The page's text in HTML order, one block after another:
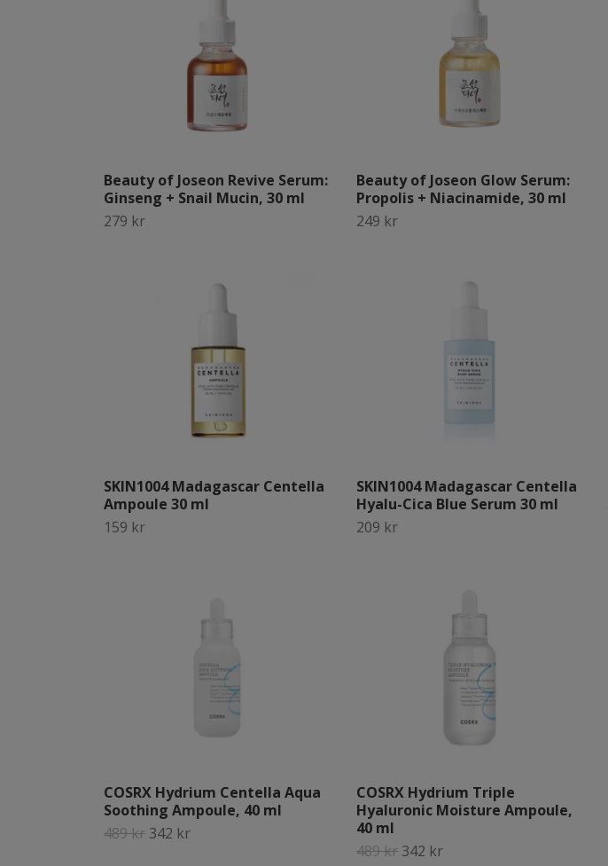
Beauty of Joseon Revive Serum:
Ginseng + Snail Mucin, 30 ml
279 kr
Beauty of Joseon Glow Serum:
Propolis + Niacinamide, 30 ml
249 kr
SKIN1004 Madagascar Centella
Ampoule 30 ml
159 kr
SKIN1004 Madagascar Centella
Hyalu-Cica Blue Serum 30 ml
209 kr
COSRX Hydrium Centella Aqua
Soothing Ampoule, 40 ml
489 kr 342 kr
COSRX Hydrium Triple
Hyaluronic Moisture Ampoule,
40 ml
489 kr 342 kr